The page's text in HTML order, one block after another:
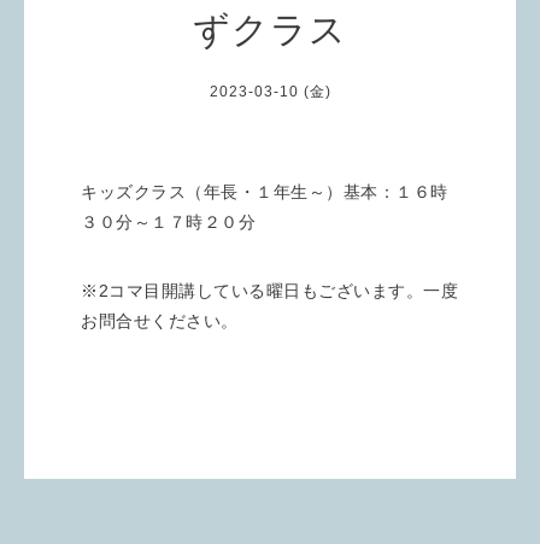
ずクラス
2023-03-10 (金)
キッズクラス（年長・１年生～）基本：１６時
３０分～１７時２０分
※2コマ目開講している曜日もございます。一度
お問合せください。